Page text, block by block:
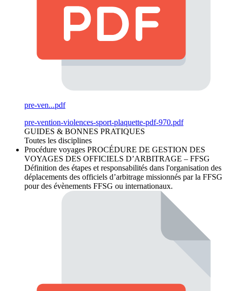
pre-ven...pdf
pre-vention-violences-sport-plaquette-pdf-970.pdf
GUIDES & BONNES PRATIQUES
Toutes les disciplines
Procédure voyages PROCÉDURE DE GESTION DES
VOYAGES DES OFFICIELS D’ARBITRAGE – FFSG
Définition des étapes et responsabilités dans l'organisation des
déplacements des officiels d’arbitrage missionnés par la FFSG
pour des évènements FFSG ou internationaux.